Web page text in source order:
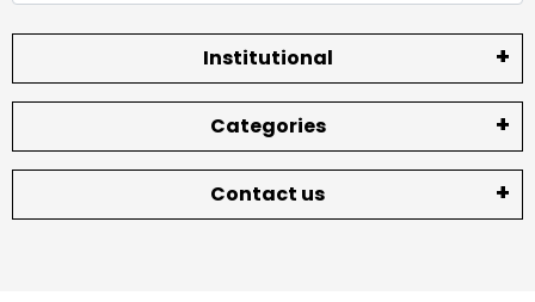
Institutional
Categories
Contact us